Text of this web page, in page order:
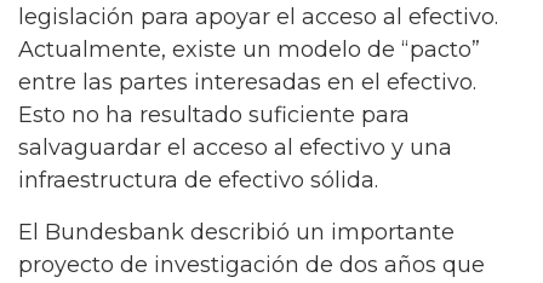
legislación para apoyar el acceso al efectivo.
Actualmente, existe un modelo de “pacto”
entre las partes interesadas en el efectivo.
Esto no ha resultado suficiente para
salvaguardar el acceso al efectivo y una
infraestructura de efectivo sólida.
El Bundesbank describió un importante
proyecto de investigación de dos años que